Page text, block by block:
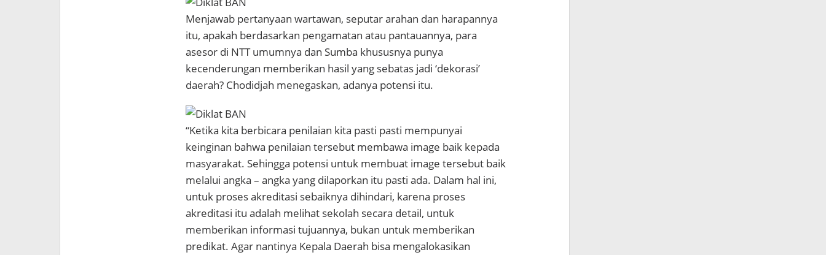
Menjawab pertanyaan wartawan, seputar arahan dan harapannya
itu, apakah berdasarkan pengamatan atau pantauannya, para
asesor di NTT umumnya dan Sumba khususnya punya
kecenderungan memberikan hasil yang sebatas jadi ‘dekorasi’
daerah? Chodidjah menegaskan, adanya potensi itu.
“Ketika kita berbicara penilaian kita pasti pasti mempunyai
keinginan bahwa penilaian tersebut membawa image baik kepada
masyarakat. Sehingga potensi untuk membuat image tersebut baik
melalui angka – angka yang dilaporkan itu pasti ada. Dalam hal ini,
untuk proses akreditasi sebaiknya dihindari, karena proses
akreditasi itu adalah melihat sekolah secara detail, untuk
memberikan informasi tujuannya, bukan untuk memberikan
predikat. Agar nantinya Kepala Daerah bisa mengalokasikan